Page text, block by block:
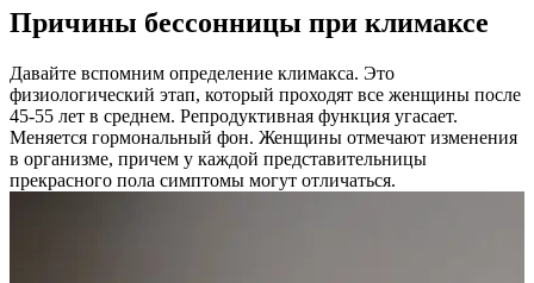
Причины бессонницы при климаксе
Давайте вспомним определение климакса. Это
физиологический этап, который проходят все женщины после
45-55 лет в среднем. Репродуктивная функция угасает.
Меняется гормональный фон. Женщины отмечают изменения
в организме, причем у каждой представительницы
прекрасного пола симптомы могут отличаться.